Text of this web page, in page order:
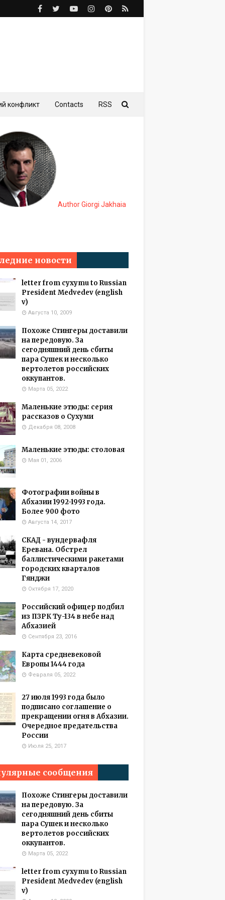
конфликт Contacts RSS
Author Giorgi Jakhaia
новости
letter from cyxymu to Russian
President Medvedev (english
v)
Августа 10, 2009
Похоже Стингеры доставили
на передовую. За
сегодняшний день сбиты
пара Сушек и несколько
вертолетов российских
оккупантов.
Марта 05, 2022
Маленькие этюды: серия
рассказов о Сухуми
Декабря 08, 2008
Маленькие этюды: столовая
Мая 01, 2006
Фотографии войны в
Абхазии 1992-1993 года.
Более 900 фото
Августа 14, 2017
СКАД - вундервафля
Еревана. Обстрел
баллистическими ракетами
городских кварталов
Гянджи
Октября 17, 2020
Российский офицер подбил
из ПЗРК Ту-134 в небе над
Абхазией
Сентября 23, 2016
Карта средневековой
Европы 1444 года
Февраля 05, 2022
27 июля 1993 года было
подписано соглашение о
прекращении огня в Абхазии.
Очередное предательства
России
Июля 25, 2017
сообщения
Похоже Стингеры доставили
на передовую. За
сегодняшний день сбиты
пара Сушек и несколько
вертолетов российских
оккупантов.
Марта 05, 2022
letter from cyxymu to Russian
President Medvedev (english
v)